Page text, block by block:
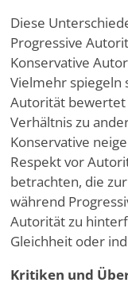
Diese
Progressive
Konservative
Vielmehr spiegeln
Autorität bewertet
Verhältnis zu
Konservative
Respekt vor
betrachten, die
während
Autorität zu
Gleichheit oder
Kritiken und